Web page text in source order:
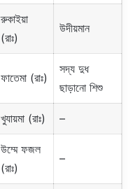
রুকাইয়া
(রাঃ)
উদীয়মান
ফাতেমা (রাঃ)
সদ্য দুধ
ছাড়ানো শিশু
খুযায়মা (রাঃ) –
উম্মে ফজল
(রাঃ)
–